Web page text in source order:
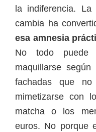
la indiferencia.
cambia ha
esa amnesia
No todo puede
maquillarse
fachadas que
mimetizarse con
matcha o los
euros. No porque